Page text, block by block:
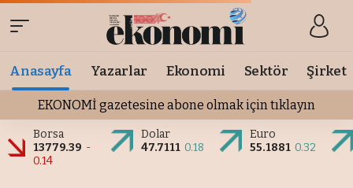
Anasayfa Yazarlar Ekonomi Sektör Şirket
EKONOMİ gazetesine abone olmak için tıklayın
Borsa
13779.39 -
0.14
Dolar
47.7111 0.18
Euro
55.1881 0.32